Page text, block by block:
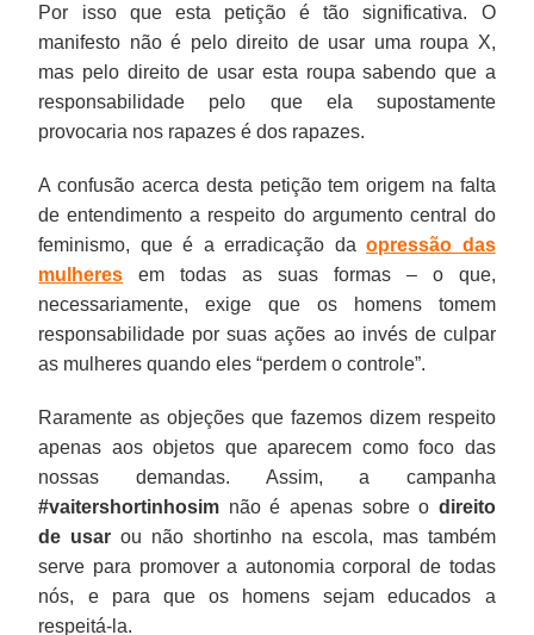
Por isso que esta petição é tão significativa. O
manifesto não é pelo direito de usar uma roupa X,
mas pelo direito de usar esta roupa sabendo que a
responsabilidade pelo que ela supostamente
provocaria nos rapazes é dos rapazes.
A confusão acerca desta petição tem origem na falta
de entendimento a respeito do argumento central do
feminismo, que é a erradicação daopressão das
mulheres em todas as suas formas – o que,
necessariamente, exige que os homens tomem
responsabilidade por suas ações ao invés de culpar
as mulheres quando eles “perdem o controle”.
Raramente as objeções que fazemos dizem respeito
apenas aos objetos que aparecem como foco das
nossas demandas. Assim, a campanha
#vaitershortinhosim não é apenas sobre o direito
de usar ou não shortinho na escola, mas também
serve para promover a autonomia corporal de todas
nós, e para que os homens sejam educados a
respeitá-la.